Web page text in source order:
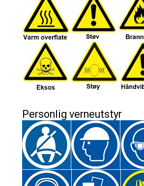
Personlig verneutstyr